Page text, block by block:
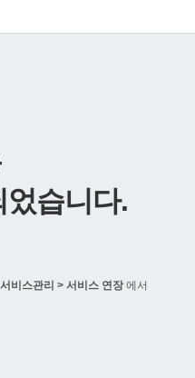
었습니다.
비스관리 > 서비스 연장에서